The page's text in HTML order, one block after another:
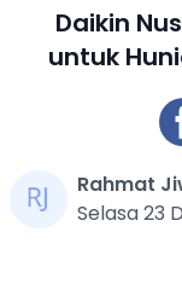
Daikin
untuk
Rahmat
Selasa 23